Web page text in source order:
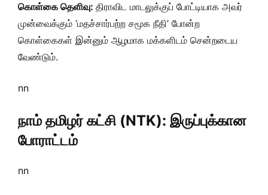
கொள்கை தெளிவு: திராவிட மாடலுக்குப் போட்டியாக அவர்
முன்வைக்கும் ‘மதச்சார்பற்ற சமூக நீதி’ போன்ற
கொள்கைகள் இன்னும் ஆழமாக மக்களிடம் சென்றடைய
வேண்டும்.
nn
நாம் தமிழர் கட்சி (NTK): இருப்புக்கான
போராட்டம்
nn